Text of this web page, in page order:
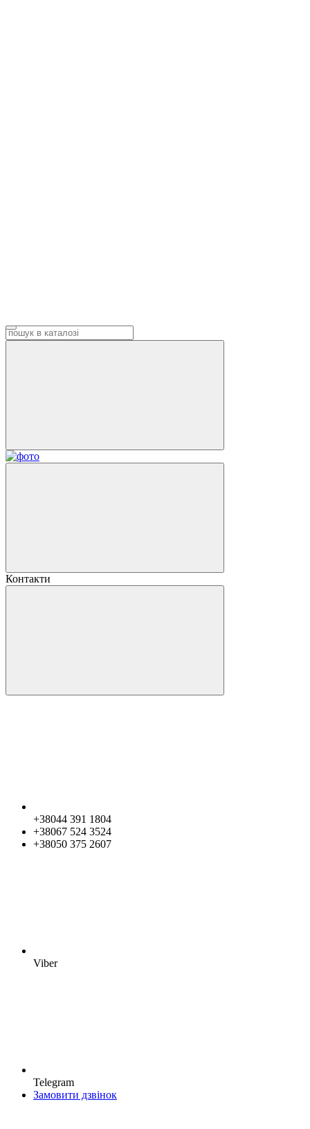
Контакти
+38044 391 1804
+38067 524 3524
+38050 375 2607
Viber
Telegram
Замовити дзвінок